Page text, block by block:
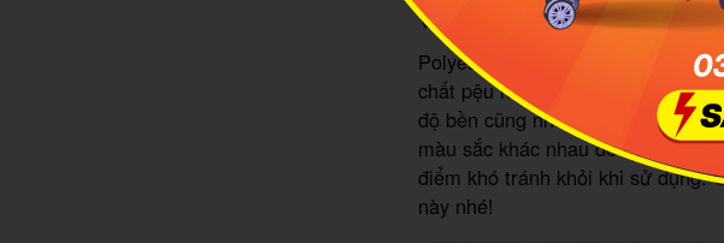
Vali kéo vải
Polyester là chất pệu vải được
chất pệu nhựa nói ở trên thì vải
độ bền cũng như nó sẽ nhẹ hơn
màu sắc khác nhau để bạn thoải
điểm khó tránh khỏi khi sử dụng.
này nhé!